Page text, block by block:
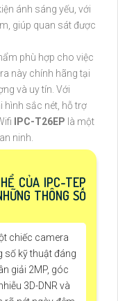
ánh sáng yếu, với
giúp quan sát được
phù hợp cho việc
này chính hãng tại
và uy tín. Với
hình sắc nét, hỗ trợ
IPC-T26EP là một
ninh.
CỦA IPC-TEP
THÔNG SỐ
chiếc camera
số kỹ thuật đáng
giải 2MP, góc
3D-DNR và